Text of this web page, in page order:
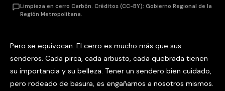
Limpieza en cerro Carbón. Créditos (CC-BY): Gobierno Regional de la
Región Metropolitana.
Pero se equivocan. El cerro es mucho más que sus
senderos. Cada pirca, cada arbusto, cada quebrada tienen
su importancia y su belleza. Tener un sendero bien cuidado,
pero rodeado de basura, es engañarnos a nosotros mismos.